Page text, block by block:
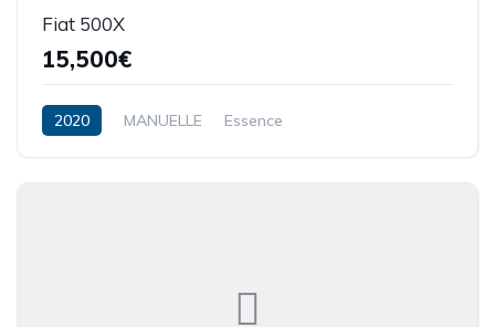
Fiat 500X
15,500€
2020 MANUELLE Essence